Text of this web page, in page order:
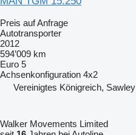
Preis auf Anfrage
Autotransporter
2012
594’009 km
Euro 5
Achsenkonfiguration 4x2
Vereinigtes Königreich, Sawley
Walker Movements Limited